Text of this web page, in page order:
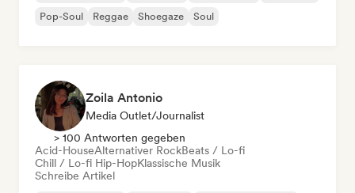
Pop-Soul
Reggae Shoegaze Soul
Zoila Antonio
Media Outlet/Journalist
> 100 Antworten gegeben
Acid-HouseAlternativer RockBeats / Lo-fi
Chill / Lo-fi Hip-HopKlassische Musik
Schreibe Artikel